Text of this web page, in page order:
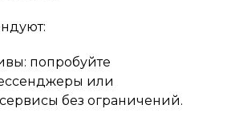
попробуйте
или
без ограничений.